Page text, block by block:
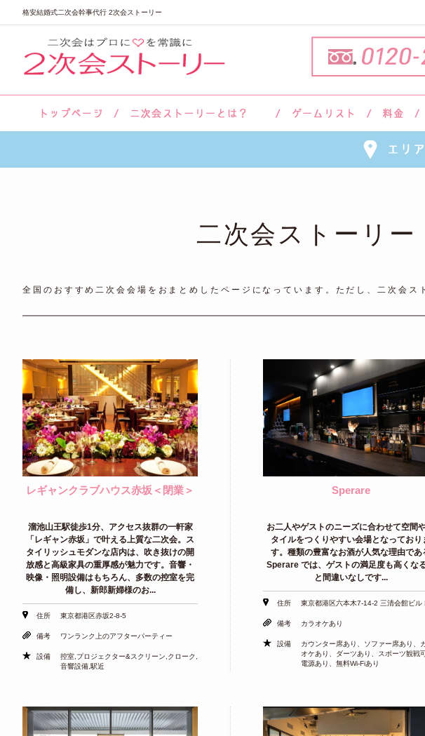
格安結婚式二次会幹事代行 2次会ストーリー
二次会ストーリ
全国のおすすめ二次会会場をおまとめしたページになっています。ただし、二次会ス
レギャンクラブハウス赤坂＜閉業＞
溜池山王駅徒歩1分、アクセス抜群の一軒家
「レギャン赤坂」で叶える上質な二次会。ス
タイリッシュモダンな店内は、吹き抜けの開
放感と高級家具の重厚感が魅力です。音響・
映像・照明設備はもちろん、多数の控室を完
備し、新郎新婦様のお...
住所 東京都港区赤坂2-8-5
備考 ワンランク上のアフターパーティー
設備
控室,プロジェクター&スクリーン,クローク,
音響設備,駅近
Sperare
お二人やゲストのニーズに合わせて空間
タイルをつくりやすい会場となっており
す。種類の豊富なお酒が人気な理由であ
Sperare では、ゲストの満足度も高くな
と間違いなしです...
住所 東京都港区六本木7-14-2 三清会館ビル
備考 カラオケあり
設備
カウンター席あり、ソファー席あり、
オケあり、ダーツあり、スポーツ観戦可
電源あり、無料Wi-Fiあり